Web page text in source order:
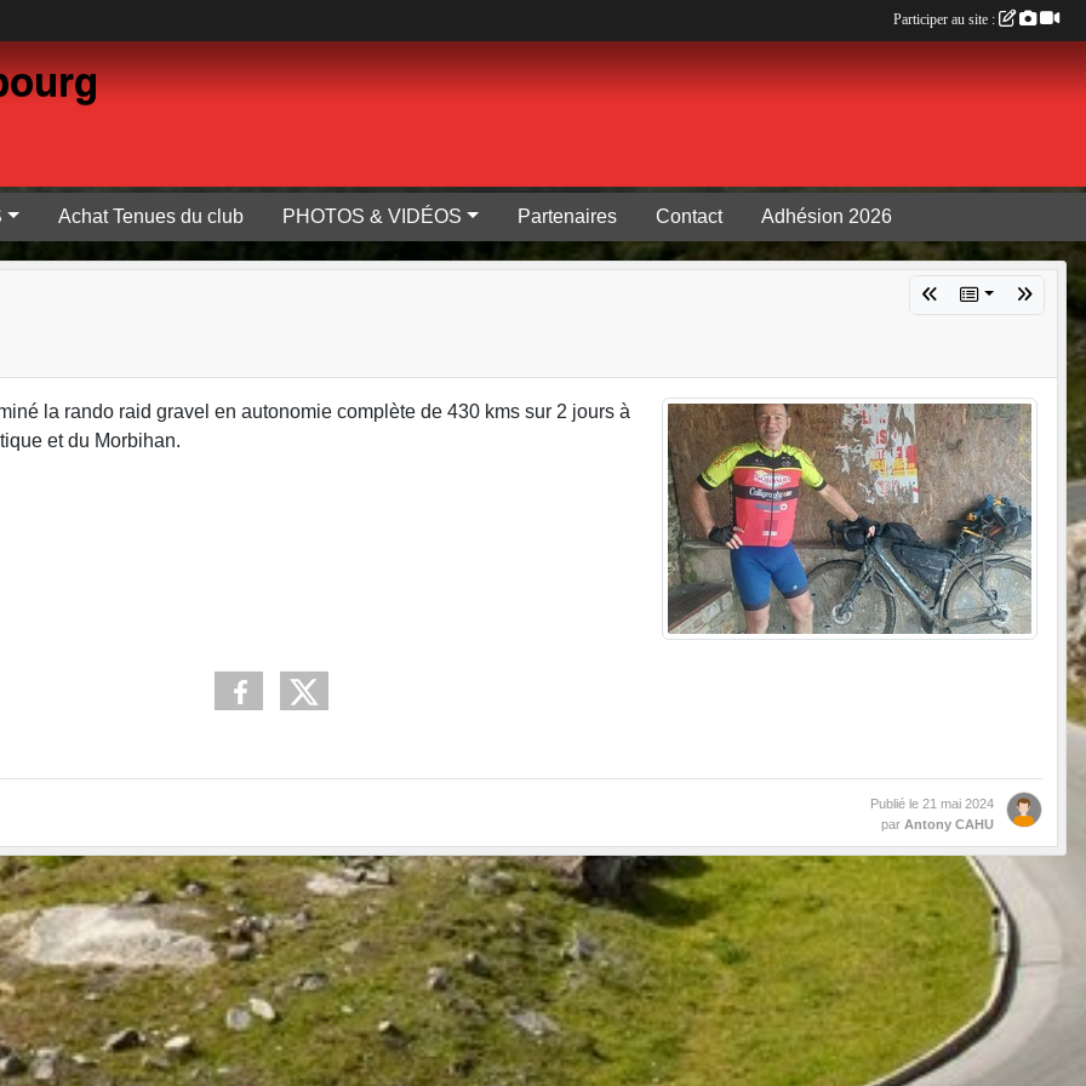
Achat Tenues du club PHOTOS & VIDÉOS Partenaires Contact Adhésion 2026
la rando raid gravel en autonomie complète de 430 kms sur 2 jours à
et du Morbihan.
Publié le 21 mai 2024
par Antony CAHU
Participer au site :